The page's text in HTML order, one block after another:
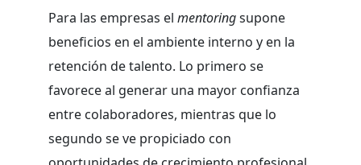
Para las empresas el mentoringsupone
beneficios en el ambiente interno y en la
retención de talento. Lo primero se
favorece al generar una mayor confianza
entre colaboradores, mientras que lo
segundo se ve propiciado con